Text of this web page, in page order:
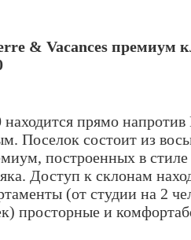
& Vacances премиум
прямо напротив
Поселок состоит из
построенных в
Доступ к склонам
(от студии на 2
просторные и